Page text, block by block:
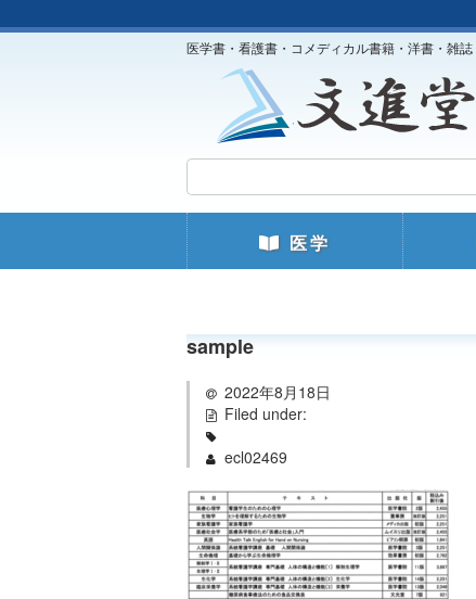
医学書・看護書・コメディカル書籍・洋書・雑
医学
sample
2022年8月18日
Filed under:
ecl02469